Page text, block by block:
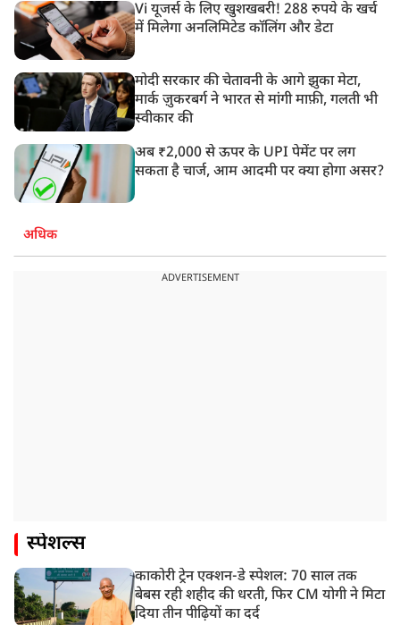
Vi यूजर्स के लिए खुशखबरी! 288 रुपये के खर्च
में मिलेगा अनलिमिटेड कॉलिंग और डेटा
मोदी सरकार की चेतावनी के आगे झुका मेटा,
मार्क ज़ुकरबर्ग ने भारत से मांगी माफ़ी, गलती भी
स्वीकार की
अब ₹2,000 से ऊपर के UPI पेमेंट पर लग
सकता है चार्ज, आम आदमी पर क्या होगा असर?
अधिक
ADVERTISEMENT
स्पेशल्स
काकोरी ट्रेन एक्शन-डे स्पेशल: 70 साल तक
बेबस रही शहीद की धरती, फिर CM योगी ने मिटा
दिया तीन पीढ़ियों का दर्द